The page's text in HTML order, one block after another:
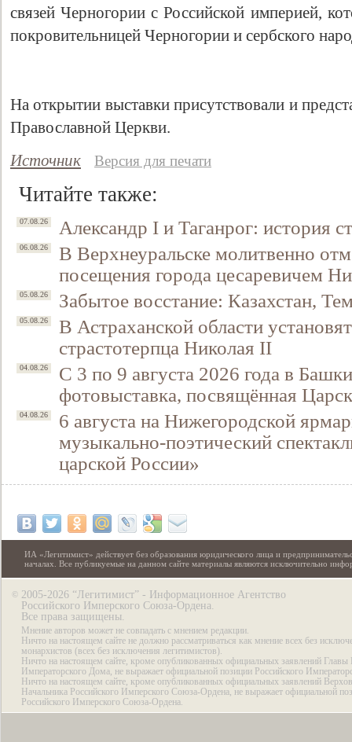
связей Черногории с Российской империей,
покровительницей Черногории и сербского
На открытии выставки присутствовали и
Православной Церкви.
Источник
Версия для печати
Читайте также:
07.08.26 Александр I и Таганрог: история
06.08.26
В Верхнеуральске молитвенно
посещения города цесаревичем
05.08.26 Забытое восстание: Казахстан,
05.08.26
В Астраханской области
страстотерпца Николая II
04.08.26
С 3 по 9 августа 2026 года в
фотовыставка, посвящённая
04.08.26
6 августа на Нижегородской
музыкально-поэтический
царской России»
Свидетельство
ИА «Легитимист» действует без образования юридического лица и
началах. Все публикуемые на данном сайте материалы являются исключительно
© 2005-2026 “Легитимист” - Информационное Агентство
Российского Имперского Союза-Ордена.
Все права защищены.
Мнение авторов может не совпадать с мнением редакции.
Ничто на настоящем сайте не должно рассматриваться как мнение всех без
монархистов (всех без исключения легитимистов).
Ничто на настоящем сайте, кроме опубликованных официальных заявлений Главы
Императорского Дома, не выражает официальной позиции Российского
Ничто на настоящем сайте, кроме опубликованных официальных заявлений
Начальника Российского Имперского Союза-Ордена, не выражает официальной
Российского Имперского Союза-Ордена.